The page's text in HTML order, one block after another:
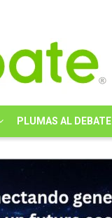
PLUMAS AL DEBATE